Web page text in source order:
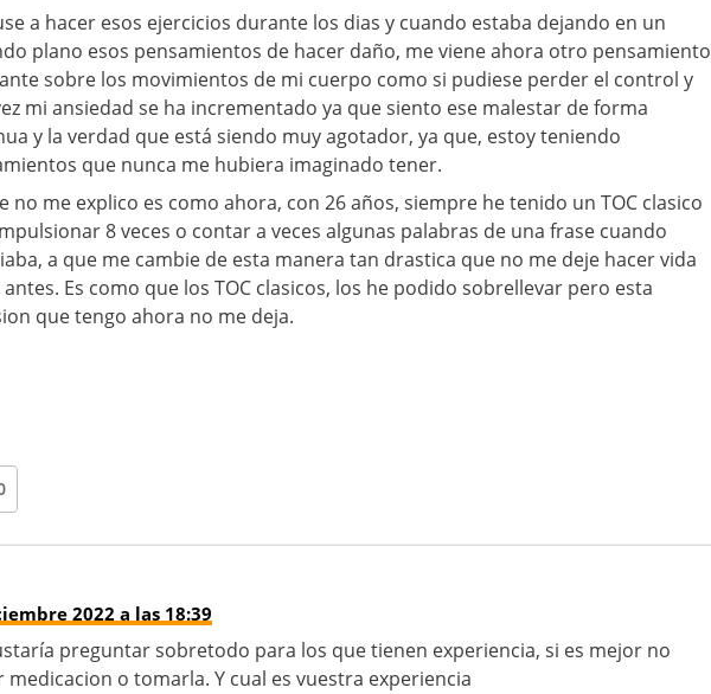
a hacer esos ejercicios durante los dias y cuando estaba dejando en un
plano esos pensamientos de hacer daño, me viene ahora otro pensamiento
sobre los movimientos de mi cuerpo como si pudiese perder el control y
mi ansiedad se ha incrementado ya que siento ese malestar de forma
y la verdad que está siendo muy agotador, ya que, estoy teniendo
que nunca me hubiera imaginado tener.
no me explico es como ahora, con 26 años, siempre he tenido un TOC clasico
8 veces o contar a veces algunas palabras de una frase cuando
a que me cambie de esta manera tan drastica que no me deje hacer vida
Es como que los TOC clasicos, los he podido sobrellevar pero esta
que tengo ahora no me deja.
2022 a las 18:39
preguntar sobretodo para los que tienen experiencia, si es mejor no
medicacion o tomarla. Y cual es vuestra experiencia